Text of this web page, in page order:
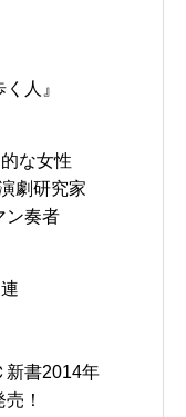
人』
な女性
劇研究家
ン奏者
新書2014年
！